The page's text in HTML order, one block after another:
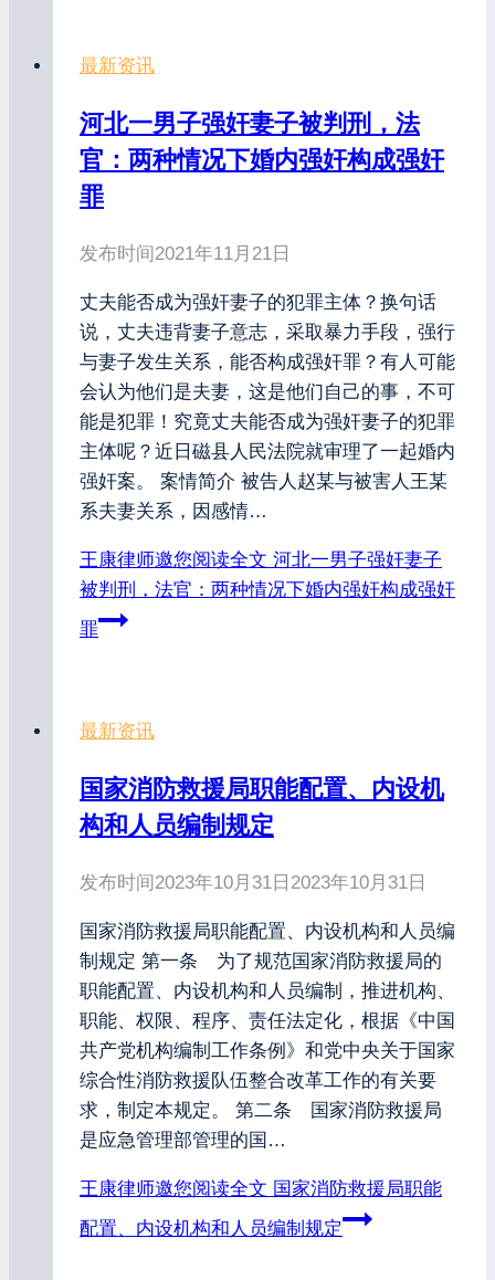
最新资讯
河北一男子强奸妻子被判刑，法
官：两种情况下婚内强奸构成强奸
罪
发布时间2021年11月21日
丈夫能否成为强奸妻子的犯罪主体？换句话
说，丈夫违背妻子意志，采取暴力手段，强行
与妻子发生关系，能否构成强奸罪？有人可能
会认为他们是夫妻，这是他们自己的事，不可
能是犯罪！究竟丈夫能否成为强奸妻子的犯罪
主体呢？近日磁县人民法院就审理了一起婚内
强奸案。 案情简介 被告人赵某与被害人王某
系夫妻关系，因感情…
王康律师邀您阅读全文 河北一男子强奸妻子
被判刑，法官：两种情况下婚内强奸构成强奸
罪
最新资讯
国家消防救援局职能配置、内设机
构和人员编制规定
发布时间2023年10月31日 2023年10月31日
国家消防救援局职能配置、内设机构和人员编
制规定 第一条 为了规范国家消防救援局的
职能配置、内设机构和人员编制，推进机构、
职能、权限、程序、责任法定化，根据《中国
共产党机构编制工作条例》和党中央关于国家
综合性消防救援队伍整合改革工作的有关要
求，制定本规定。 第二条 国家消防救援局
是应急管理部管理的国…
王康律师邀您阅读全文 国家消防救援局职能
配置、内设机构和人员编制规定